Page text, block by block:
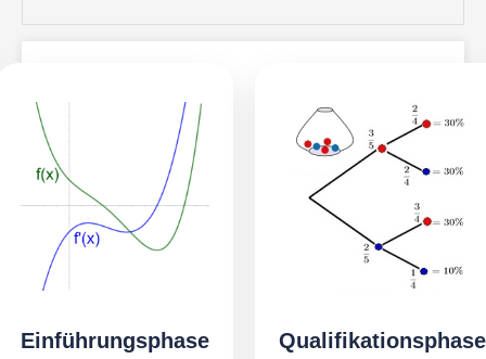
Einführungsphase Qualifikationsphase